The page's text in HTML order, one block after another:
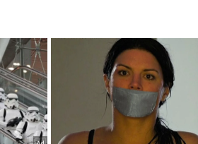
hak jagaan anak kedua perayu
suami dan bukannya
alasan bahawa dia
dengan hadir dalam